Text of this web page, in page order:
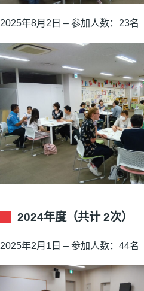
2025年8月2日 – 参加人数：23名
2024年度（共计 2次）
2025年2月1日 – 参加人数：44名